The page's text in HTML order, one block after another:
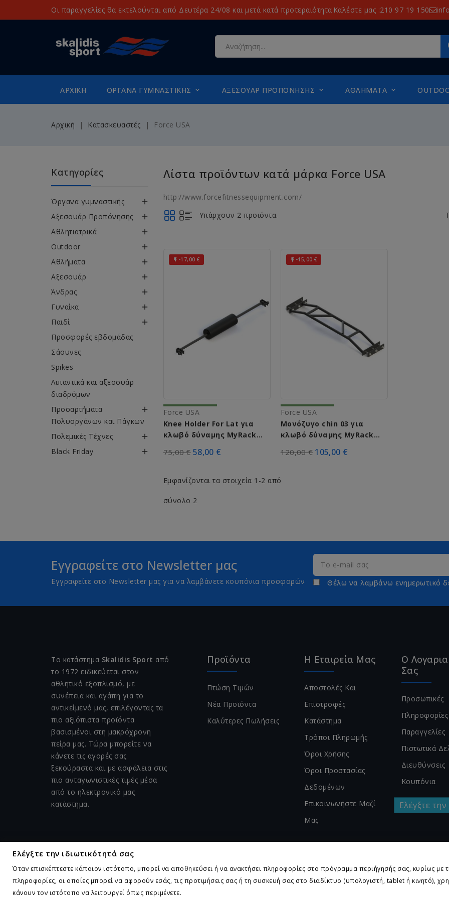
Οι παραγγελίες θα εκτελούνται από Δευτέρα 24/08 και μετά κατά προτεραιότητα Καλέστε μας :210 97 19 150
ΑΡΧΙΚΉ ΌΡΓΑΝΑ ΓΥΜΝΑΣΤΙΚΉΣ  ΑΞΕΣΟΥΆΡ ΠΡΟΠΌΝΗΣΗΣ  ΑΘΛΉΜΑΤΑ 
Αρχική Κατασκευαστές Force USA
Κατηγορίες
Όργανα γυμναστικής 
Αξεσουάρ Προπόνησης 
Αθλητιατρικά 
Outdoor 
Αθλήματα 
Αξεσουάρ 
Άνδρας 
Γυναίκα 
Παιδί 
Προσφορές εβδομάδας
Σάουνες
Spikes
Λιπαντικά και αξεσουάρ
διαδρόμων
Προσαρτήματα
Πολυοργάνων και Πάγκων

Πολεμικές Τέχνες 
Black Friday 
Λίστα προϊόντων κατά μάρκα Force USA
http://www.forcefitnessequipment.com/
Υπάρχουν 2 προϊόντα.
 -17,00 €
Force USA
Knee Holder For Lat για
κλωβό δύναμης MyRack
75,00 € 58,00 €
 -15,00 €
Force USA
Μονόζυγο chin 03 για
κλωβό δύναμης MyRack
120,00 € 105,00 €
Εμφανίζονται τα στοιχεία 1-2 από
σύνολο 2
Εγγραφείτε στο Newsletter μας
Εγγραφείτε στο Newsletter μας για να λαμβάνετε κουπόνια προσφορών Θέλω να λαμβάνω ενημερωτικό
Το κατάστημα Skalidis Sport από
το 1972 ειδικεύεται στον
αθλητικό εξοπλισμό, με
συνέπεια και αγάπη για το
αντικείμενό μας, επιλέγοντας τα
πιο αξιόπιστα προϊόντα
βασισμένοι στη μακρόχρονη
πείρα μας. Τώρα μπορείτε να
κάνετε τις αγορές σας
ξεκούραστα και με ασφάλεια στις
πιο ανταγωνιστικές τιμές μέσα
από το ηλεκτρονικό μας
κατάστημα.
Προϊόντα
Πτώση Τιμών
Νέα Προϊόντα
Καλύτερες Πωλήσεις
Η Εταιρεία Μας
Αποστολές Και
Επιστροφές
Κατάστημα
Τρόποι Πληρωμής
Όροι Χρήσης
Όροι Προστασίας
Δεδομένων
Επικοινωνήστε Μαζί
Μας
Ο
Σας
Προσωπικές
Πληροφορίες
Παραγγελίες
Πιστωτικά
Διευθύνσεις
Κουπόνια
Ελέγξτε
Κατασκευή Ιστοσελίδας tcp.gr Project. Χρησιμοποιείται το Σύστημα Διαχείρισης
Ελέγξτε την ιδιωτικότητά σας
Όταν επισκέπτεστε κάποιον ιστότοπο, μπορεί να αποθηκεύσει ή να ανακτήσει πληροφορίες στο πρόγραμμα περιήγησής σας, κυρίως με
πληροφορίες, οι οποίες μπορεί να αφορούν εσάς, τις προτιμήσεις σας ή τη συσκευή σας στο διαδίκτυο (υπολογιστή, tablet ή κινητό),
κάνουν τον ιστότοπο να λειτουργεί όπως περιμένετε.